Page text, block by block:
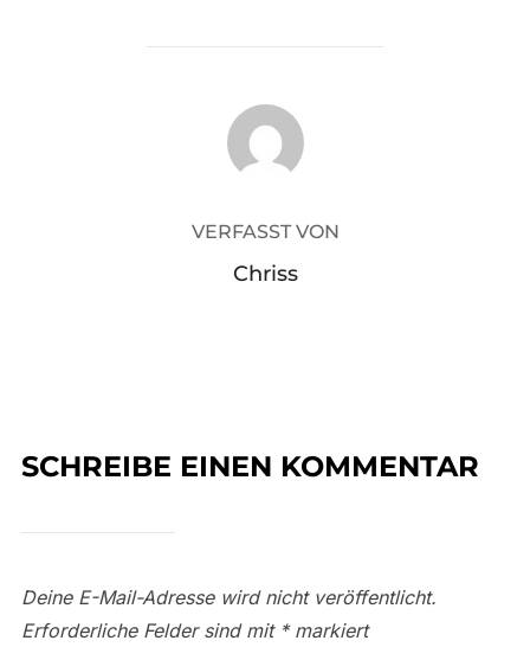
BEITRAGSAUTOR
VERFASST VON
Chriss
SCHREIBE EINEN KOMMENTAR
Deine E-Mail-Adresse wird nicht veröffentlicht.
Erforderliche Felder sind mit *markiert